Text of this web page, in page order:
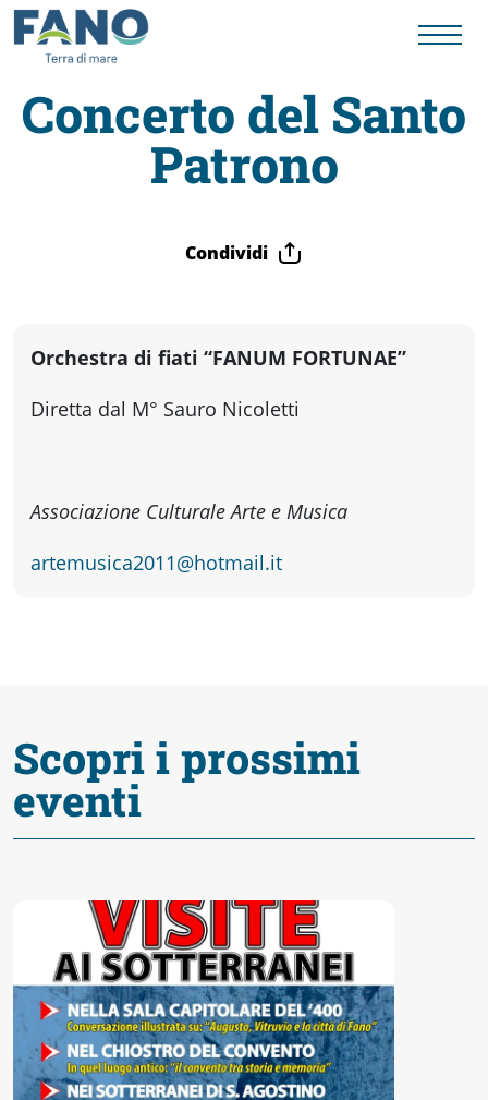
Fano
Cose
da
fare
Percorsi
Informazioni
Fano
Accessibili
Concerto del Santo
Patrono
Condividi
Orchestra di fiati “FANUM FORTUNAE”
Diretta dal M° Sauro Nicoletti
Associazione Culturale Arte e Musica
artemusica2011@hotmail.it
Scopri i prossimi
eventi